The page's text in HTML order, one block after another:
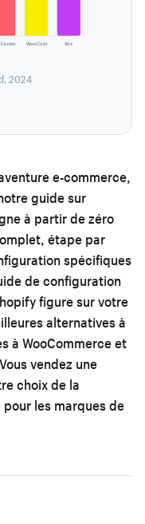
WooCom Wix
2024
e-commerce,
guide sur
à partir de zéro
étape par
spécifiques
de configuration
figure sur votre
alternatives à
à WooCommerceet
vendez une
choix de la
les marques de